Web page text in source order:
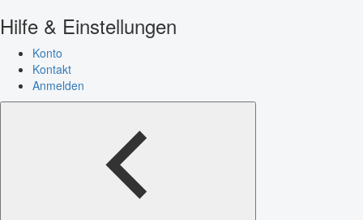
Hilfe & Einstellungen
Konto
Kontakt
Anmelden